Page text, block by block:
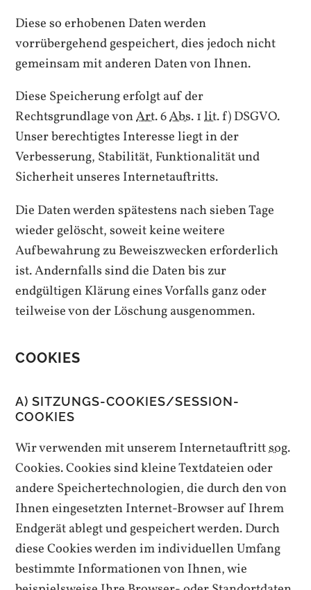
Diese so erhobenen Daten werden
vorrübergehend gespeichert, dies jedoch nicht
gemeinsam mit anderen Daten von Ihnen.
Diese Speicherung erfolgt auf der
Rechtsgrundlage vonArt.6Abs.1lit.f) DSGVO.
Unser berechtigtes Interesse liegt in der
Verbesserung, Stabilität, Funktionalität und
Sicherheit unseres Internetauftritts.
Die Daten werden spätestens nach sieben Tage
wieder gelöscht, soweit keine weitere
Aufbewahrung zu Beweiszwecken erforderlich
ist. Andernfalls sind die Daten bis zur
endgültigen Klärung eines Vorfalls ganz oder
teilweise von der Löschung ausgenommen.
COOKIES
A) SITZUNGS-COOKIES/SESSION-
COOKIES
Wir verwenden mit unserem Internetauftrittsog.
Cookies. Cookiessind kleine Textdateien oder
andere Speichertechnologien, die durch den von
Ihnen eingesetzten Internet-Browser auf Ihrem
Endgerät ablegt und gespeichert werden. Durch
diese Cookies werden im individuellen Umfang
bestimmte Informationen von Ihnen, wie